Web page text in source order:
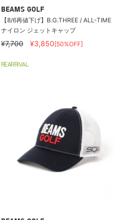
BEAMS GOLF
【8/6再値下げ】B.G.THREE / ALL-TIME
ナイロン ジェットキャップ
¥7,700 ¥3,850[50%OFF]
REARRIVAL